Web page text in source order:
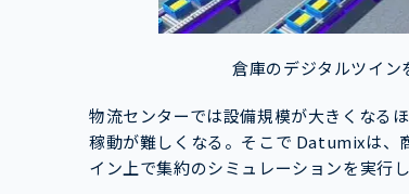
倉庫のデジタルツイ
物流センターでは設備規模が大きくなる
稼動が難しくなる。そこで Datumixは、
イン上で集約のシミュレーションを実行